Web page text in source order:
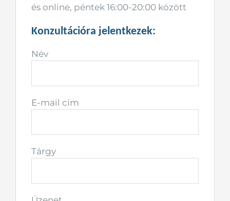
és online, péntek 16:00-20:00 között
Konzultációra jelentkezek:
Név
E-mail cím
Tárgy